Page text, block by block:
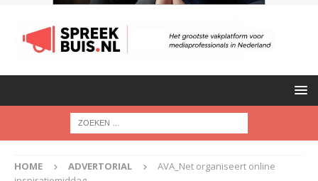
HOME ADVERTORIAL
AVA_Net organiseert online